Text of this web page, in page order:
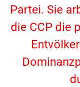
Partei. Sie
die CCP die